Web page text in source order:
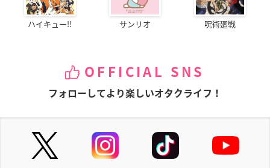
ハイキュー!! サンリオ 呪術廻戦
OFFICIAL SNS
フォローしてより楽しいオタクライフ！